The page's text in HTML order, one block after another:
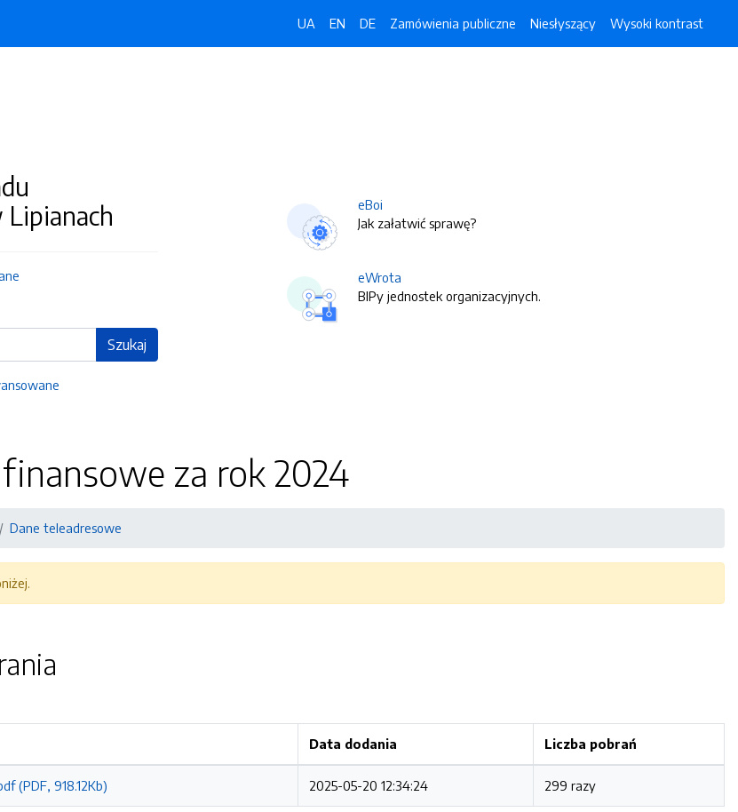
UA EN DE Zamówienia publiczne Niesłyszący Wysoki kontrast
Lipianach
Szukaj
eBoi
Jak załatwić sprawę?
eWrota
BIPy jednostek organizacyjnych.
za rok 2024
Dane teleadresowe
Data dodania Liczba pobrań
(PDF, 918.12Kb) 2025-05-20 12:34:24 299 razy